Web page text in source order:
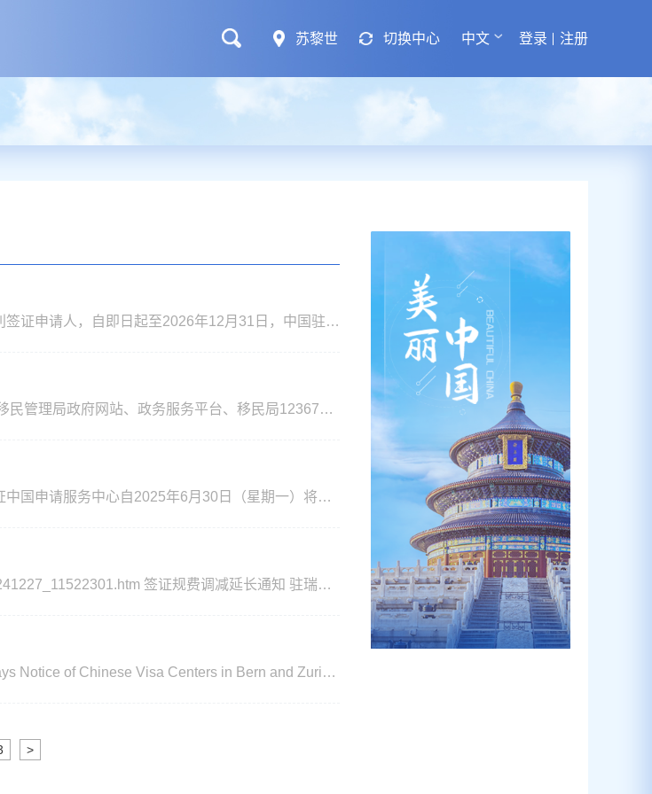
苏黎世 切换中心 中文 登录 注册
管理局政府网站、政务服务平台、移民局12367AP
签证规费调减延长通知 驻瑞士
>